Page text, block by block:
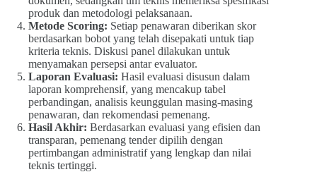
produk dan metodologi pelaksanaan.
Metode Scoring: Setiap penawaran diberikan skor
berdasarkan bobot yang telah disepakati untuk tiap
kriteria teknis. Diskusi panel dilakukan untuk
menyamakan persepsi antar evaluator.
Laporan Evaluasi: Hasil evaluasi disusun dalam
laporan komprehensif, yang mencakup tabel
perbandingan, analisis keunggulan masing-masing
penawaran, dan rekomendasi pemenang.
Hasil Akhir: Berdasarkan evaluasi yang efisien dan
transparan, pemenang tender dipilih dengan
pertimbangan administratif yang lengkap dan nilai
teknis tertinggi.